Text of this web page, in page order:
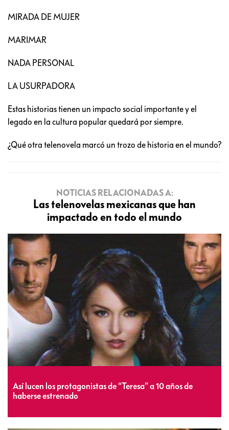
MIRADA DE MUJER
MARIMAR
NADA PERSONAL
LA USURPADORA
Estas historias tienen un impacto social importante y el
legado en la cultura popular quedará por siempre.
¿Qué otra telenovela marcó un trozo de historia en el mundo?
NOTICIAS RELACIONADAS A:
Las telenovelas mexicanas que han
impactado en todo el mundo
Así lucen los protagonistas de “Teresa” a 10 años de
haberse estrenado